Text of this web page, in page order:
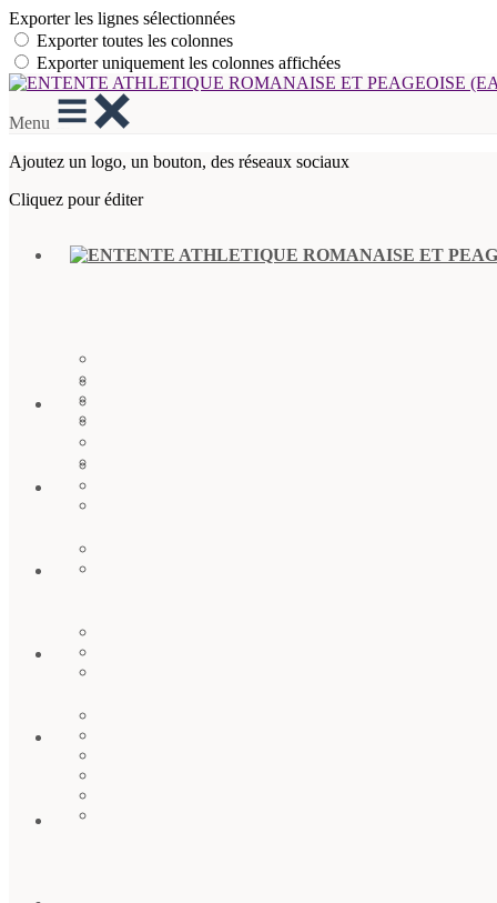
Exporter les lignes sélectionnées
Exporter toutes les colonnes
Exporter uniquement les colonnes affichées
Menu
Ajoutez un logo, un bouton, des réseaux sociaux
Cliquez pour éditer